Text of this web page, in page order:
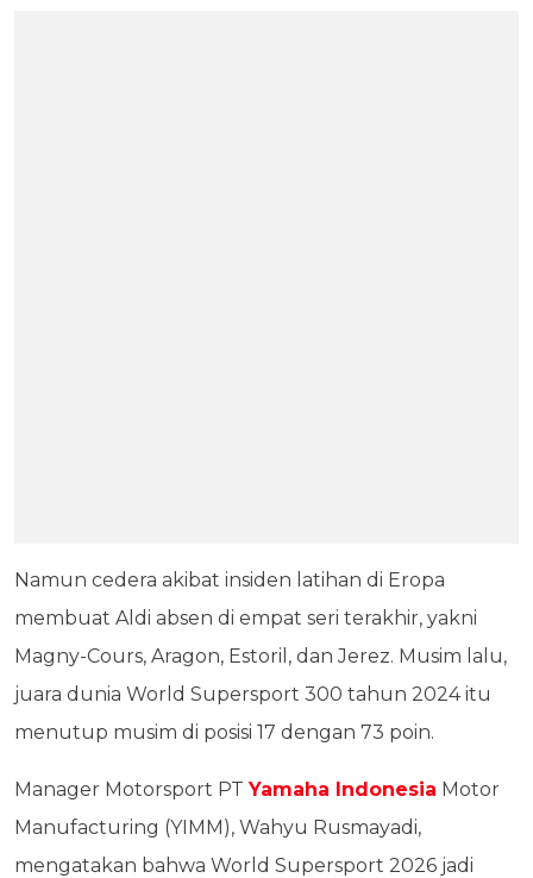
Namun cedera akibat insiden latihan di Eropa
membuat Aldi absen di empat seri terakhir, yakni
Magny-Cours, Aragon, Estoril, dan Jerez. Musim lalu,
juara dunia World Supersport 300 tahun 2024 itu
menutup musim di posisi 17 dengan 73 poin.
Manager Motorsport PTYamaha Indonesia Motor
Manufacturing (YIMM), Wahyu Rusmayadi,
mengatakan bahwa World Supersport 2026 jadi